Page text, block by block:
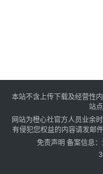
本站不含上传下载及经营性
站
网站为橙心社官方人员业余
有侵犯您权益的内容请发邮
免责声明 备案信息：